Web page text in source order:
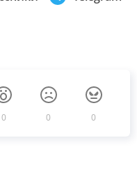
0 0 0